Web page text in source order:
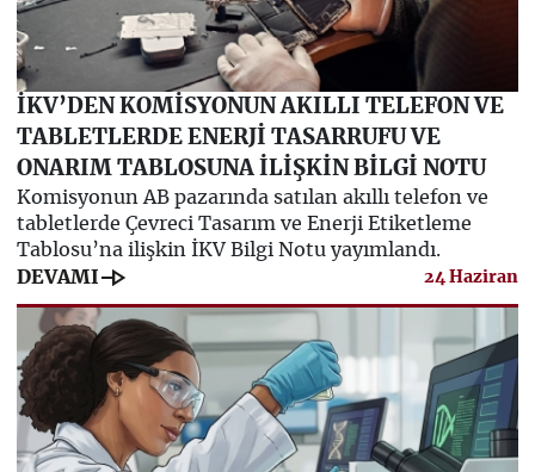
İKV’DEN KOMİSYONUN AKILLI TELEFON VE
TABLETLERDE ENERJİ TASARRUFU VE
ONARIM TABLOSUNA İLİŞKİN BİLGİ NOTU
Komisyonun AB pazarında satılan akıllı telefon ve
tabletlerde Çevreci Tasarım ve Enerji Etiketleme
Tablosu’na ilişkin İKV Bilgi Notu yayımlandı.
DEVAMI line_end_arrow 24 Haziran